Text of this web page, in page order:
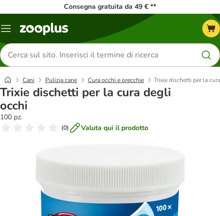
Consegna gratuita da 49 € **
Overview
Cerca
prodotti
Cani Pulizia cane Cura occhi e orecchie Trixie dischetti per la
Trixie dischetti per la cura degli
occhi
100 pz.
(0) Valuta qui il prodotto